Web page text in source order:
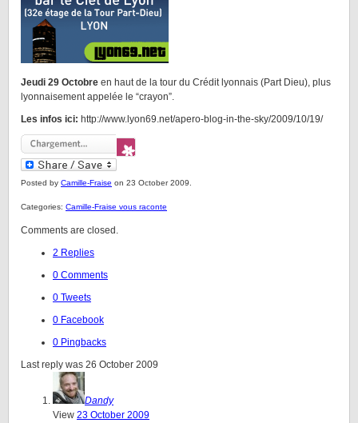
Jeudi 29 Octobre en haut de la tour du Crédit lyonnais (Part Dieu), plus
lyonnaisement appelée le “crayon”.
Les infos ici: http://www.lyon69.net/apero-blog-in-the-sky/2009/10/19/
Posted by Camille-Fraise on 23 October 2009.
Categories: Camille-Fraise vous raconte
Comments are closed.
2 Replies
0 Comments
0 Tweets
0 Facebook
0 Pingbacks
Last reply was 26 October 2009
Dandy
View 23 October 2009